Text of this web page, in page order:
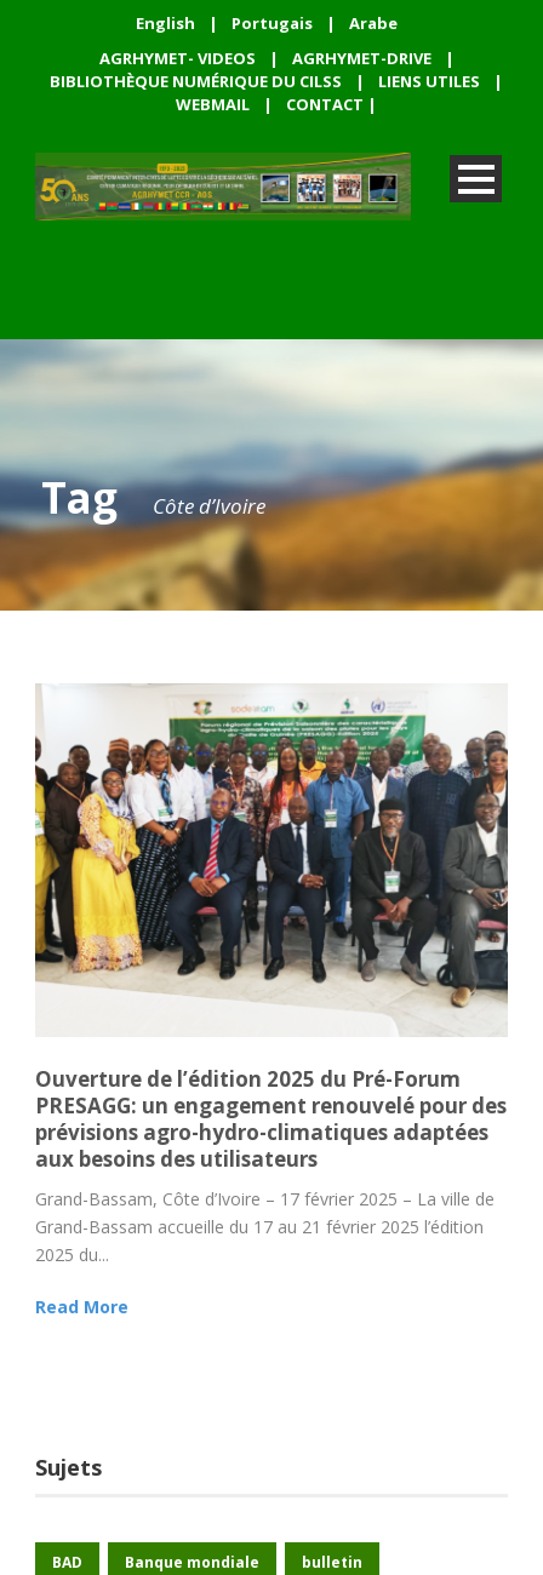
English | Portugais |
Arabe
AGRHYMET- VIDEOS
| AGRHYMET-DRIVE
|
BIBLIOTHÈQUE NUMÉRIQUE DU CILSS
| LIENS UTILES
|
WEBMAIL
| CONTACT |
Tag Côte d’Ivoire
Ouverture de l’édition 2025 du Pré-Forum
PRESAGG: un engagement renouvelé pour des
prévisions agro-hydro-climatiques adaptées
aux besoins des utilisateurs
Grand-Bassam, Côte d’Ivoire – 17 février 2025 – La ville de
Grand-Bassam accueille du 17 au 21 février 2025 l’édition
2025 du...
Read More
Sujets
BAD Banque mondiale bulletin